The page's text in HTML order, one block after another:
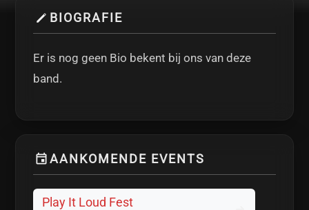
BIOGRAFIE
Er is nog geen Bio bekent bij ons van deze
band.
AANKOMENDE EVENTS
Play It Loud Fest